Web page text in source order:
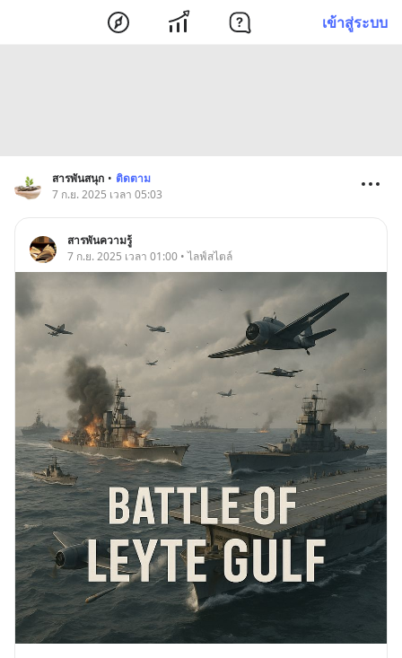
เข้าสู่ระบบ
สารพันสนุก • ติดตาม
7 ก.ย. 2025 เวลา 05:03
สารพันความรู้
7 ก.ย. 2025 เวลา 01:00 • ไลฟ์สไตล์